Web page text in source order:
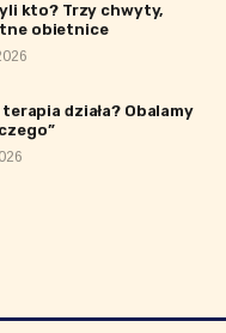
obietnice
działa? Obalamy